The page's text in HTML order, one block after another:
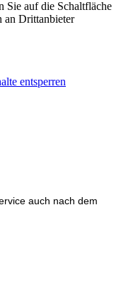
Sie auf die Schaltfläche
an Drittanbieter
entsperren
auch nach dem